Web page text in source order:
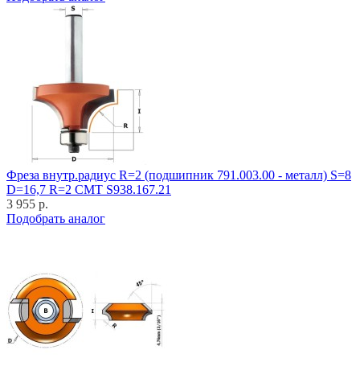
Фреза внутр.радиус R=2 (подшипник 791.003.00 - металл) S=8
D=16,7 R=2 CMT S938.167.21
3 955 р.
Подобрать аналог